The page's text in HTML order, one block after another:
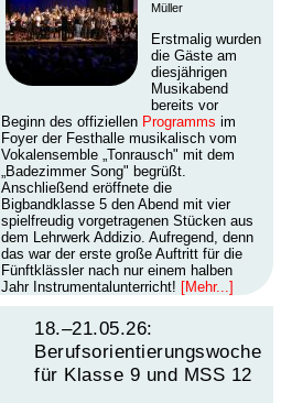
Müller
Erstmalig wurden
die Gäste am
diesjährigen
Musikabend
bereits vor
Beginn des offiziellen Programms im
Foyer der Festhalle musikalisch vom
Vokalensemble „Tonrausch" mit dem
„Badezimmer Song" begrüßt.
Anschließend eröffnete die
Bigbandklasse 5 den Abend mit vier
spielfreudig vorgetragenen Stücken aus
dem Lehrwerk Addizio. Aufregend, denn
das war der erste große Auftritt für die
Fünftklässler nach nur einem halben
Jahr Instrumentalunterricht! [Mehr...]
18.–21.05.26:
Berufsorientierungswoche
für Klasse 9 und MSS 12